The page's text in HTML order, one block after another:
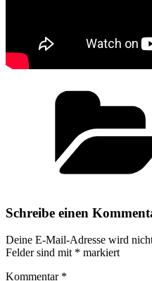
Schreibe einen
Deine E-Mail-Adresse wird
Felder sind mit * markiert
Kommentar *